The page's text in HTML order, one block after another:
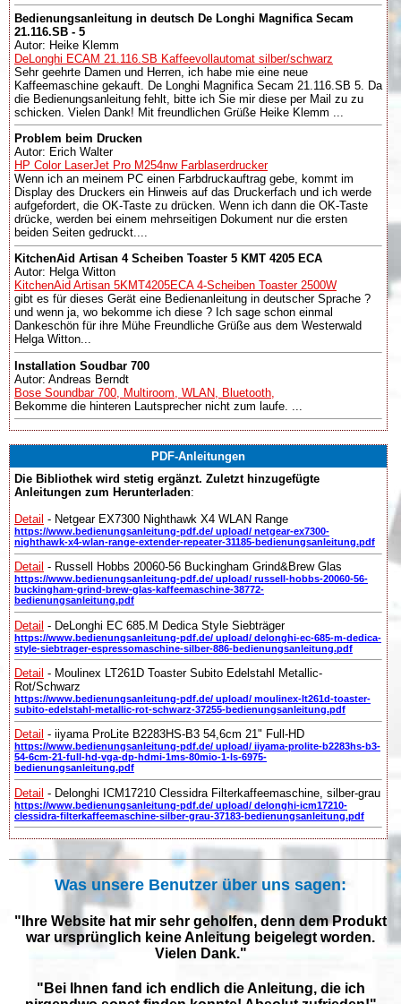
Bedienungsanleitung in deutsch De Longhi Magnifica Secam
21.116.SB - 5
Autor: Heike Klemm
DeLonghi ECAM 21.116.SB Kaffeevollautomat silber/schwarz
Sehr geehrte Damen und Herren, ich habe mie eine neue
Kaffeemaschine gekauft. De Longhi Magnifica Secam 21.116.SB 5. Da
die Bedienungsanleitung fehlt, bitte ich Sie mir diese per Mail zu zu
schicken. Vielen Dank! Mit freundlichen Grüße Heike Klemm ...
Problem beim Drucken
Autor: Erich Walter
HP Color LaserJet Pro M254nw Farblaserdrucker
Wenn ich an meinem PC einen Farbdruckauftrag gebe, kommt im
Display des Druckers ein Hinweis auf das Druckerfach und ich werde
aufgefordert, die OK-Taste zu drücken. Wenn ich dann die OK-Taste
drücke, werden bei einem mehrseitigen Dokument nur die ersten
beiden Seiten gedruckt....
KitchenAid Artisan 4 Scheiben Toaster 5 KMT 4205 ECA
Autor: Helga Witton
KitchenAid Artisan 5KMT4205ECA 4-Scheiben Toaster 2500W
gibt es für dieses Gerät eine Bedienanleitung in deutscher Sprache ?
und wenn ja, wo bekomme ich diese ? Ich sage schon einmal
Dankeschön für ihre Mühe Freundliche Grüße aus dem Westerwald
Helga Witton...
Installation Soudbar 700
Autor: Andreas Berndt
Bose Soundbar 700, Multiroom, WLAN, Bluetooth,
Bekomme die hinteren Lautsprecher nicht zum laufe. ...
PDF-Anleitungen
Die Bibliothek wird stetig ergänzt. Zuletzt hinzugefügte
Anleitungen zum Herunterladen:
Detail - Netgear EX7300 Nighthawk X4 WLAN Range
https://www.bedienungsanleitung-pdf.de/ upload/ netgear-ex7300-
nighthawk-x4-wlan-range-extender-repeater-31185-bedienungsanleitung.pdf
Detail - Russell Hobbs 20060-56 Buckingham Grind&Brew Glas
https://www.bedienungsanleitung-pdf.de/ upload/ russell-hobbs-20060-56-
buckingham-grind-brew-glas-kaffeemaschine-38772-
bedienungsanleitung.pdf
Detail - DeLonghi EC 685.M Dedica Style Siebträger
https://www.bedienungsanleitung-pdf.de/ upload/ delonghi-ec-685-m-dedica-
style-siebtrager-espressomaschine-silber-886-bedienungsanleitung.pdf
Detail - Moulinex LT261D Toaster Subito Edelstahl Metallic-
Rot/Schwarz
https://www.bedienungsanleitung-pdf.de/ upload/ moulinex-lt261d-toaster-
subito-edelstahl-metallic-rot-schwarz-37255-bedienungsanleitung.pdf
Detail - iiyama ProLite B2283HS-B3 54,6cm 21" Full-HD
https://www.bedienungsanleitung-pdf.de/ upload/ iiyama-prolite-b2283hs-b3-
54-6cm-21-full-hd-vga-dp-hdmi-1ms-80mio-1-ls-6975-
bedienungsanleitung.pdf
Detail - Delonghi ICM17210 Clessidra Filterkaffeemaschine, silber-grau
https://www.bedienungsanleitung-pdf.de/ upload/ delonghi-icm17210-
clessidra-filterkaffeemaschine-silber-grau-37183-bedienungsanleitung.pdf
Was unsere Benutzer über uns sagen:
"Ihre Website hat mir sehr geholfen, denn dem Produkt
war ursprünglich keine Anleitung beigelegt worden.
Vielen Dank."
"Bei Ihnen fand ich endlich die Anleitung, die ich